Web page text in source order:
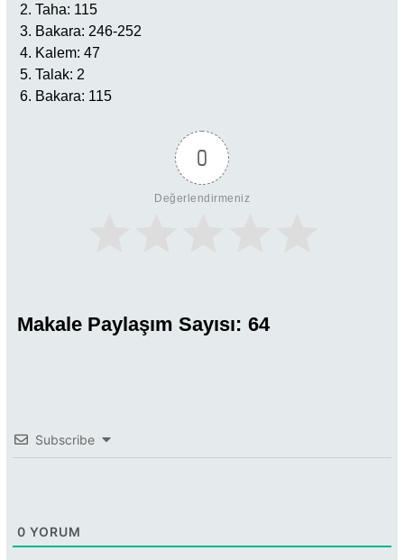
Taha: 115
Bakara: 246-252
Kalem: 47
Talak: 2
Bakara: 115
0
Değerlendirmeniz
Makale Paylaşım Sayısı: 64
Subscribe
0 YORUM